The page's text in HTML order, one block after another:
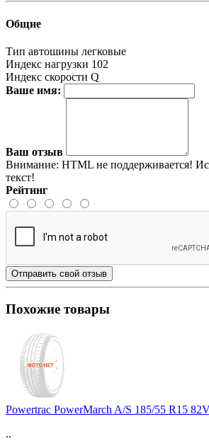
Общие
Тип автошины легковые
Индекс нагрузки 102
Индекс скорости Q
Ваше имя:
Ваш отзыв
Внимание: HTML не поддерживается!
текст!
Рейтинг
Отправить свой отзыв
Похожие товары
Powertrac PowerMarch A/S 185/55 R15
..